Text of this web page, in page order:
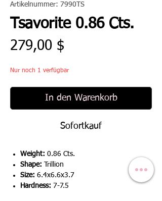
Artikelnummer: 7990TS
Tsavorite 0.86 Cts.
279,00 $
Nur noch 1 verfügbar
In den Warenkorb
Sofortkauf
Weight: 0.86 Cts.
Shape:
Trillion
Size: 6.4x6.6x3.7
Hardness: 7-7.5